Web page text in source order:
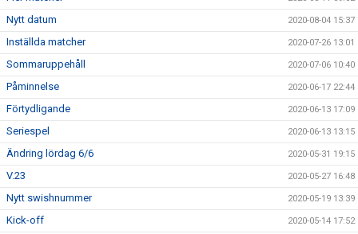
Nytt datum 2020-08-04 15:37
Inställda matcher 2020-07-26 13:01
Sommaruppehåll 2020-07-06 10:40
Påminnelse 2020-06-17 22:44
Förtydligande 2020-06-13 17:09
Seriespel 2020-06-13 13:15
Ändring lördag 6/6 2020-05-31 19:15
V.23 2020-05-27 16:48
Nytt swishnummer 2020-05-19 13:39
Kick-off 2020-05-14 17:52